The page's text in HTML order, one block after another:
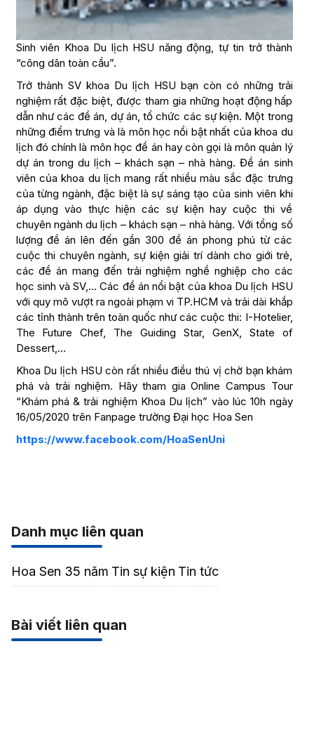
Sinh viên Khoa Du lịch HSU năng động, tự tin trở thành
“công dân toàn cầu”.
Trở thành SV khoa Du lịch HSU bạn còn có những trải
nghiệm rất đặc biệt, được tham gia những hoạt động hấp
dẫn như các đề án, dự án, tổ chức các sự kiện. Một trong
những điểm trưng và là môn học nổi bật nhất của khoa du
lịch đó chính là môn học đề án hay còn gọi là môn quản lý
dự án trong du lịch – khách sạn – nhà hàng. Đề án sinh
viên của khoa du lịch mang rất nhiều màu sắc đặc trưng
của từng ngành, đặc biệt là sự sáng tạo của sinh viên khi
áp dụng vào thực hiện các sự kiện hay cuộc thi về
chuyên ngành du lịch – khách sạn – nhà hàng. Với tổng số
lượng đề án lên đến gần 300 đề án phong phú từ các
cuộc thi chuyên ngành, sự kiện giải trí dành cho giới trẻ,
các đề án mang đến trải nghiệm nghề nghiệp cho các
học sinh và SV,… Các đề án nổi bật của khoa Du lịch HSU
với quy mô vượt ra ngoài phạm vi TP.HCM và trải dài khắp
các tỉnh thành trên toàn quốc như các cuộc thi: I-Hotelier,
The Future Chef, The Guiding Star, GenX, State of
Dessert,…
Khoa Du lịch HSU còn rất nhiều điều thú vị chờ bạn khám
phá và trải nghiệm. Hãy tham gia Online Campus Tour
“Khám phá & trải nghiệm Khoa Du lịch” vào lúc 10h ngày
16/05/2020 trên Fanpage trường Đại học Hoa Sen
https://www.facebook.com/HoaSenUni
Danh mục liên quan
Hoa Sen 35 năm Tin sự kiện Tin tức
Bài viết liên quan